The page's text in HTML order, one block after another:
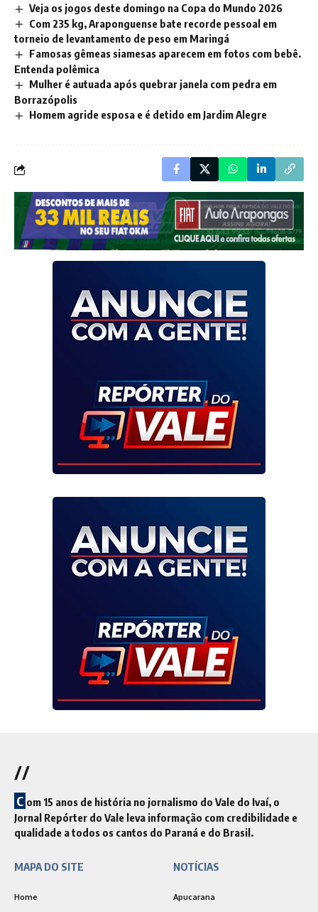
Veja os jogos deste domingo na Copa do Mundo 2026
Com 235 kg, Araponguense bate recorde pessoal em
torneio de levantamento de peso em Maringá
Famosas gêmeas siamesas aparecem em fotos com bebê.
Entenda polêmica
Mulher é autuada após quebrar janela com pedra em
Borrazópolis
Homem agride esposa e é detido em Jardim Alegre
//
C om 15 anos de história no jornalismo do Vale do Ivaí, o
Jornal Repórter do Vale leva informação com credibilidade e
qualidade a todos os cantos do Paraná e do Brasil.
MAPA DO SITE
Home
NOTÍCIAS
Apucarana